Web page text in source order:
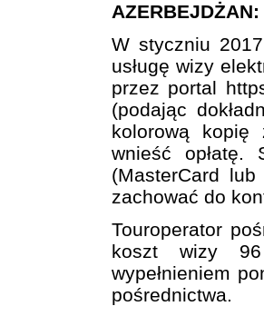
AZERBEJDŻAN:
W styczniu
usługę wizy
przez portal
(podając
kolorową kopię
wnieść opłatę.
(MasterCard
zachować do
Touroperator
koszt wizy 96
wypełnieniem
pośrednictwa.